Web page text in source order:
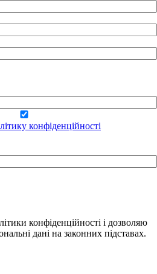
конфіденційності
конфіденційності і дозволяю
дані на законних підставах.